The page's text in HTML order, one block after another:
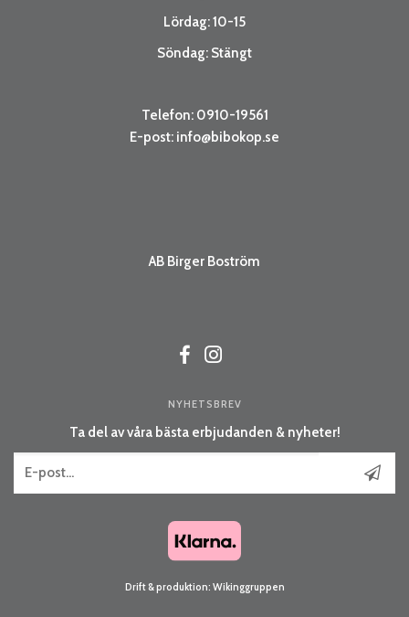
Lördag: 10-15
Söndag: Stängt
Telefon: 0910-19561
E-post: info@bibokop.se
AB Birger Boström
NYHETSBREV
Ta del av våra bästa erbjudanden & nyheter!
Drift & produktion: Wikinggruppen